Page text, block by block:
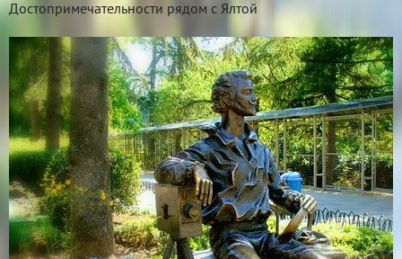
Достопримечательности рядом с Ялтой